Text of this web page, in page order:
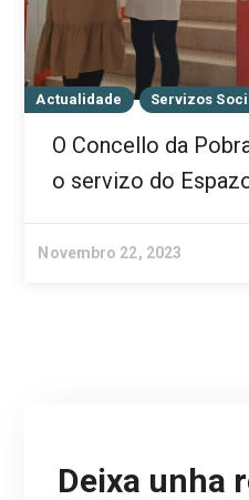
Actualidade Servizos
O Concello da
o servizo do
Novembro 22, 2023
Deixa unha